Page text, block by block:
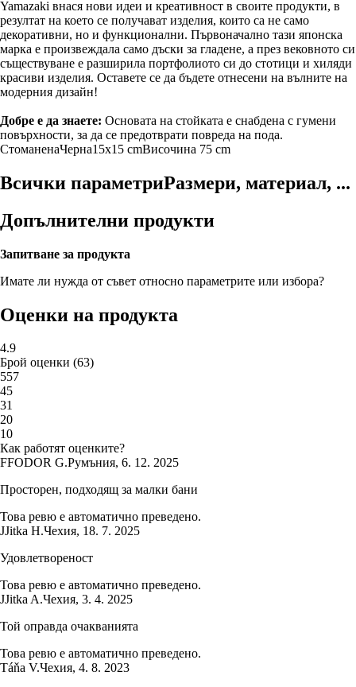
Yamazaki внася нови идеи и креативност в своите продукти, в
резултат на което се получават изделия, които са не само
декоративни, но и функционални. Първоначално тази японска
марка е произвеждала само дъски за гладене, а през вековното си
съществуване е разширила портфолиото си до стотици и хиляди
красиви изделия. Оставете се да бъдете отнесени на вълните на
модерния дизайн!
Добре е да знаете: Основата на стойката е снабдена с гумени
повърхности, за да се предотврати повреда на пода.
СтоманенаЧерна15x15 cmВисочина 75 cm
Всички параметриРазмери, материал, ...
Допълнителни продукти
Запитване за продукта
Имате ли нужда от съвет относно параметрите или избора?
Оценки на продукта
4.9
Брой оценки (63)
557
45
31
20
10
Как работят оценките?
FFODOR G.Румъния, 6. 12. 2025
Просторен, подходящ за малки бани
Това ревю е автоматично преведено.
JJitka H.Чехия, 18. 7. 2025
Удовлетвореност
Това ревю е автоматично преведено.
JJitka A.Чехия, 3. 4. 2025
Той оправда очакванията
Това ревю е автоматично преведено.
Táňa V.Чехия, 4. 8. 2023